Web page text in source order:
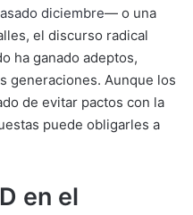
diciembre— o una
el discurso radical
ha ganado adeptos,
generaciones. Aunque los
de evitar pactos con la
puede obligarles a
en el